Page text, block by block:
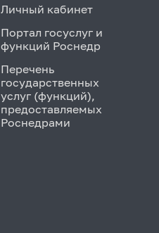
Личный кабинет
Портал госуслуг и
функций Роснедр
Перечень
государственных
услуг (функций),
предоставляемых
Роснедрами